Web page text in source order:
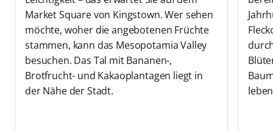
Market Square von Kingstown. Wer sehen
möchte, woher die angebotenen Früchte
stammen, kann das Mesopotamia Valley
besuchen. Das Tal mit Bananen-,
Brotfrucht- und Kakaoplantagen liegt in
der Nähe der Stadt.